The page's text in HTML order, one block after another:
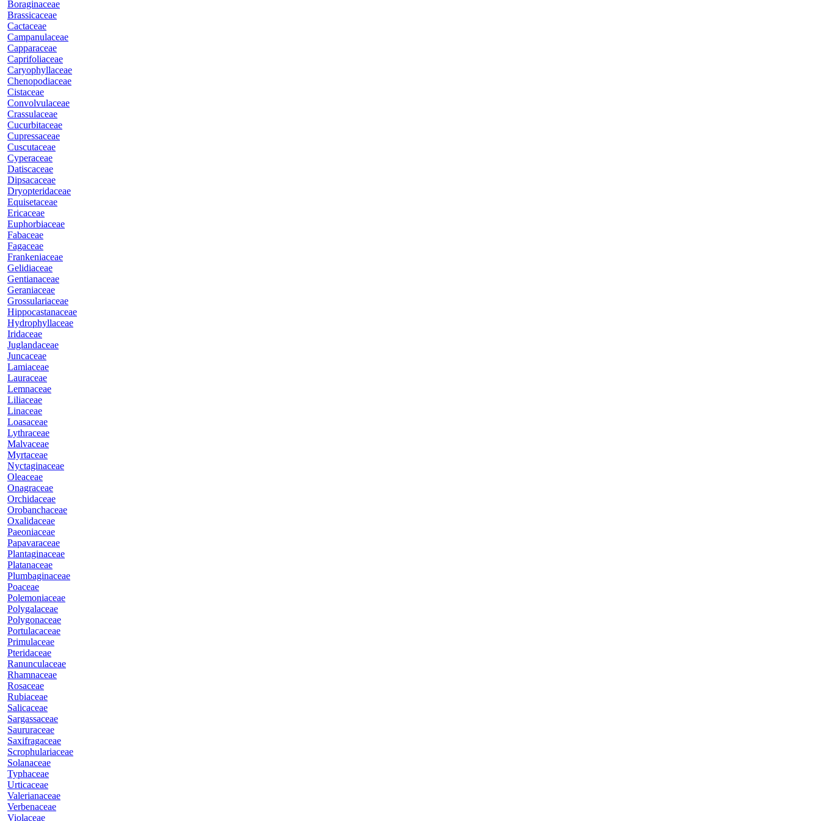
Boraginaceae
Brassicaceae
Cactaceae
Campanulaceae
Capparaceae
Caprifoliaceae
Caryophyllaceae
Chenopodiaceae
Cistaceae
Convolvulaceae
Crassulaceae
Cucurbitaceae
Cupressaceae
Cuscutaceae
Cyperaceae
Datiscaceae
Dipsacaceae
Dryopteridaceae
Equisetaceae
Ericaceae
Euphorbiaceae
Fabaceae
Fagaceae
Frankeniaceae
Gelidiaceae
Gentianaceae
Geraniaceae
Grossulariaceae
Hippocastanaceae
Hydrophyllaceae
Iridaceae
Juglandaceae
Juncaceae
Lamiaceae
Lauraceae
Lemnaceae
Liliaceae
Linaceae
Loasaceae
Lythraceae
Malvaceae
Myrtaceae
Nyctaginaceae
Oleaceae
Onagraceae
Orchidaceae
Orobanchaceae
Oxalidaceae
Paeoniaceae
Papavaraceae
Plantaginaceae
Platanaceae
Plumbaginaceae
Poaceae
Polemoniaceae
Polygalaceae
Polygonaceae
Portulacaceae
Primulaceae
Pteridaceae
Ranunculaceae
Rhamnaceae
Rosaceae
Rubiaceae
Salicaceae
Sargassaceae
Saururaceae
Saxifragaceae
Scrophulariaceae
Solanaceae
Typhaceae
Urticaceae
Valerianaceae
Verbenaceae
Violaceae